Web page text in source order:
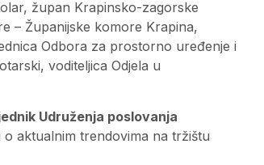
župan Krapinsko-zagorske
– Županijske komore Krapina,
Odbora za prostorno uređenje i
voditeljica Odjela u
Udruženja poslovanja
o aktualnim trendovima na tržištu